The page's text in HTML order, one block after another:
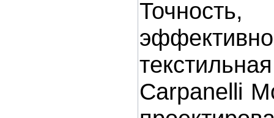
Carpanelli